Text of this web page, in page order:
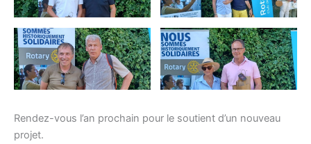
Rendez-vous l’an prochain pour le soutient d’un nouveau
projet.